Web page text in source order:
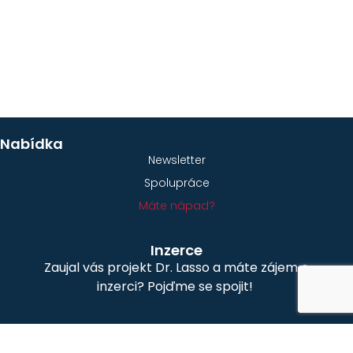
Nabídka
Newsletter
Spolupráce
Máte nápad?
Inzerce
Zaujal vás projekt Dr. Lasso a máte zájem o
inzerci? Pojďme se spojit!